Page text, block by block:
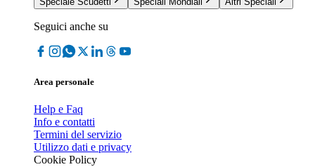
Seguici anche su
Area personale
Help e Faq
Info e contatti
Termini del servizio
Utilizzo dati e privacy
Cookie Policy